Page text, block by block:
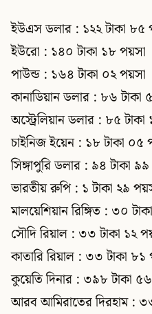
ইউএস ডলার : ১২২ টাকা ৮৫
ইউরো : ১৪০ টাকা ১৮ পয়সা
পাউন্ড : ১৬৪ টাকা ০২ পয়সা
কানাডিয়ান ডলার : ৮৬ টাকা
অস্ট্রেলিয়ান ডলার : ৮৫
চাইনিজ ইয়েন : ১৮ টাকা ০৫
সিঙ্গাপুরি ডলার : ৯৪ টাকা
ভারতীয় রুপি : ১ টাকা ২৯
মালয়েশিয়ান রিঙ্গিত : ৩০
সৌদি রিয়াল : ৩৩ টাকা ১২
কাতারি রিয়াল : ৩৩ টাকা ৮১
কুয়েতি দিনার : ৩৯৮ টাকা
আরব আমিরাতের দিরহাম :